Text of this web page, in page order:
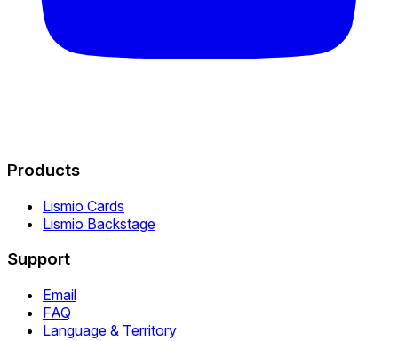
Products
Lismio Cards
Lismio Backstage
Support
Email
FAQ
Language & Territory